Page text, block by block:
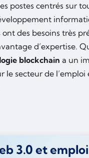
postes centrés sur
des besoins très
d’expertise.
blockchain a un
le secteur de l’emploi
3.0 et emploi